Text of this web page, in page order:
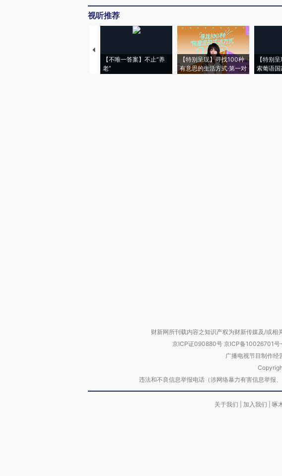
视听推荐
【不唯一答案】不止“养
老”
【特别呈现】寻找100种
有意思的生活方式·第一对
【特别
索葡语国
财新网所刊载内容之知识产权为财新传媒及/或相
京ICP证090880号 京ICP备10026701
广播电视节目制作经
违法和不良信息举报电话（涉网络暴力有害信息举
关于我们 加入我们 啄